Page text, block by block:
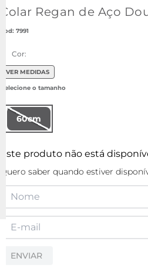
Colar Regan de Aço
: 7991
Cor:
VER MEDIDAS
60cm
Este produto não está
Quero saber quando estiver
ENVIAR